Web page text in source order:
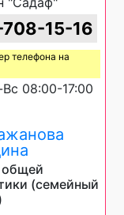
15-16
телефона на
08:00-17:00
общей
(семейный